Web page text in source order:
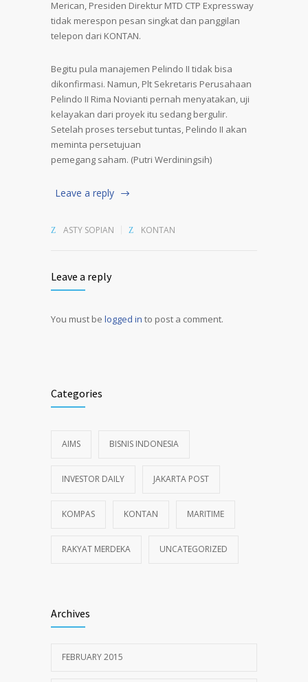
Merican, Presiden Direktur MTD CTP Expressway
tidak merespon pesan singkat dan panggilan
telepon dari KONTAN.
Begitu pula manajemen Pelindo II tidak bisa
dikonfirmasi. Namun, Plt Sekretaris Perusahaan
Pelindo II Rima Novianti pernah menyatakan, uji
kelayakan dari proyek itu sedang bergulir.
Setelah proses tersebut tuntas, Pelindo II akan
meminta persetujuan
pemegang saham. (Putri Werdiningsih)
Leave a reply
ASTY SOPIAN KONTAN
Leave a reply
You must be logged in to post a comment.
Categories
AIMS BISNIS INDONESIA
INVESTOR DAILY JAKARTA POST
KOMPAS KONTAN MARITIME
RAKYAT MERDEKA UNCATEGORIZED
Archives
FEBRUARY 2015